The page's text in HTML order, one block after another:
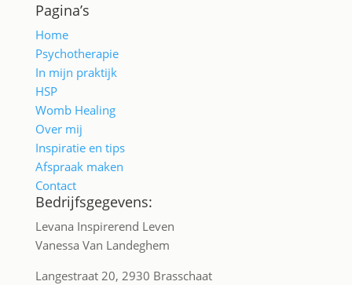
Pagina’s
Home
Psychotherapie
In mijn praktijk
HSP
Womb Healing
Over mij
Inspiratie en tips
Afspraak maken
Contact
Bedrijfsgegevens:
Levana Inspirerend Leven
Vanessa Van Landeghem
Langestraat 20, 2930 Brasschaat